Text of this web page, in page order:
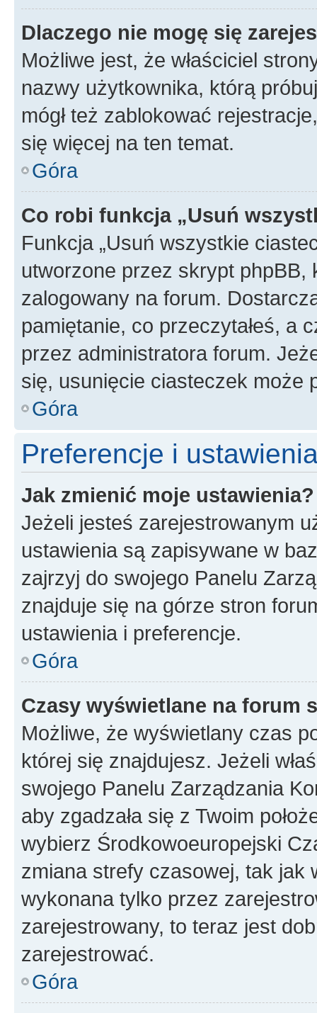
Dlaczego nie mogę się
Możliwe jest, że właściciel
nazwy użytkownika, którą
mógł też zablokować
się więcej na ten temat.
Góra
Co robi funkcja „Usuń
Funkcja „Usuń wszystkie
utworzone przez skrypt
zalogowany na forum.
pamiętanie, co przeczytałeś, a
przez administratora forum.
się, usunięcie ciasteczek może
Góra
Preferencje i
Jak zmienić moje ustawienia?
Jeżeli jesteś zarejestrowanym
ustawienia są zapisywane w
zajrzyj do swojego Panelu
znajduje się na górze stron
ustawienia i preferencje.
Góra
Czasy wyświetlane na forum
Możliwe, że wyświetlany czas
której się znajdujesz. Jeżeli
swojego Panelu Zarządzania
aby zgadzała się z Twoim
wybierz Środkowoeuropejski
zmiana strefy czasowej, tak jak
wykonana tylko przez
zarejestrowany, to teraz jest
zarejestrować.
Góra